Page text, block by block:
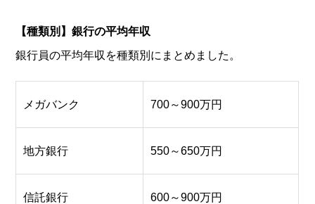
【種類別】銀行の平均年収
銀行員の平均年収を種類別にまとめました。
メガバンク 700～900万円
地方銀行 550～650万円
信託銀行 600～900万円